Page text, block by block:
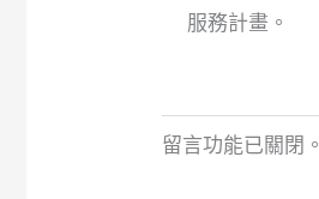
服務計畫。
留言功能已關閉。